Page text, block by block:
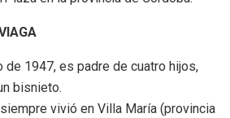
de 1947, es padre de cuatro hijos,
bisnieto.
vivió en Villa María (provincia